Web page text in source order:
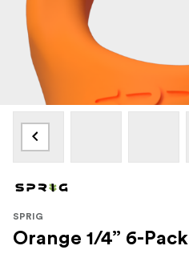
SPRIG
Orange 1/4” 6-Pack